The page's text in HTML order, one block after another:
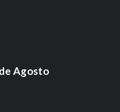
Agosto